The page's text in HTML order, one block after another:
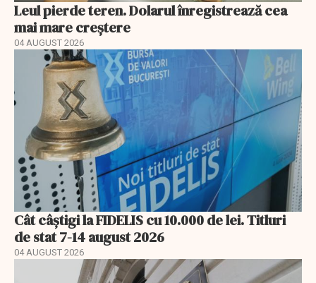
Leul pierde teren. Dolarul înregistrează cea
mai mare creștere
04 AUGUST 2026
Cât câștigi la FIDELIS cu 10.000 de lei. Titluri
de stat 7-14 august 2026
04 AUGUST 2026